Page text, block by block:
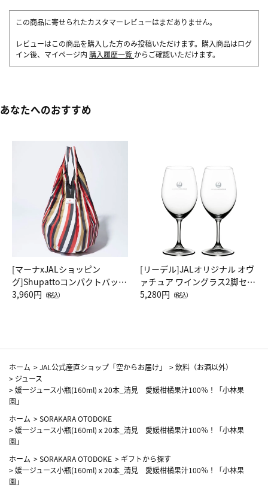
この商品に寄せられたカスタマーレビューはまだありません。
レビューはこの商品を購入した方のみ投稿いただけます。購入商品はログ
イン後、マイページ内 購入履歴一覧 からご確認いただけます。
あなたへのおすすめ
[マーナxJALショッピン
グ]Shupattoコンパクトバッグ
Drop JAL客室乗務員（LC）ス
3,960円 （税込）
[リーデル]JALオリジナル オヴ
ァチュア ワイングラス2脚セッ
ト（レッドワイン）
5,280円 （税込）
ホーム >JAL公式産直ショップ「空からお届け」 >飲料（お酒以外）
> ジュース
>媛一ジュース小瓶(160ml)ｘ20本_清見 愛媛柑橘果汁100％！「小林果
園」
ホーム >SORAKARA OTODOKE
>媛一ジュース小瓶(160ml)ｘ20本_清見 愛媛柑橘果汁100％！「小林果
園」
ホーム >SORAKARA OTODOKE > ギフトから探す
>媛一ジュース小瓶(160ml)ｘ20本_清見 愛媛柑橘果汁100％！「小林果
園」